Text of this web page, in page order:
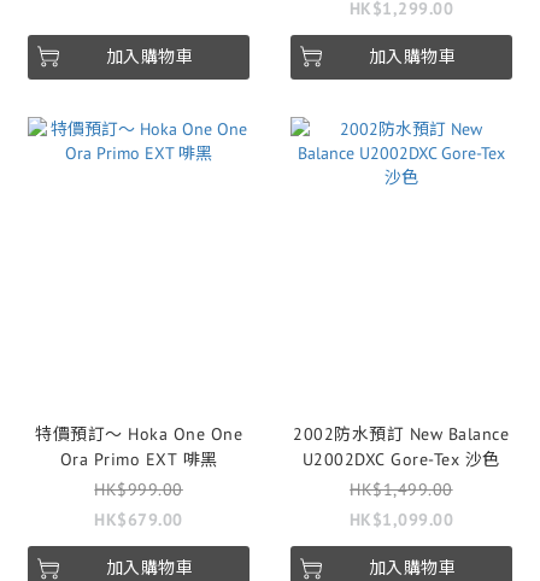
加入購物車
HK$1,299.00
加入購物車
特價預訂～ Hoka One One
Ora Primo EXT 啡黑
HK$999.00
HK$679.00
加入購物車
2002防水預訂 New Balance
U2002DXC Gore-Tex 沙色
HK$1,499.00
HK$1,099.00
加入購物車